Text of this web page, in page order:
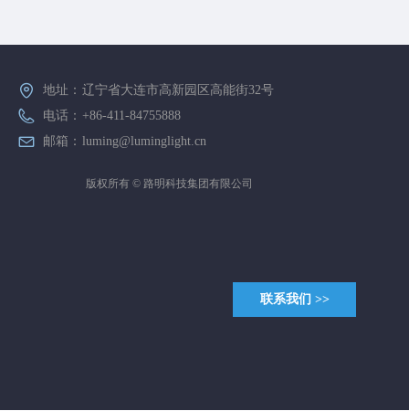
地址： 辽宁省大连市高新园区高能街32号
电话： +86-411-84755888
邮箱： luming@luminglight.cn
版权所有 © 路明科技集团有限公司
联系我们 >>